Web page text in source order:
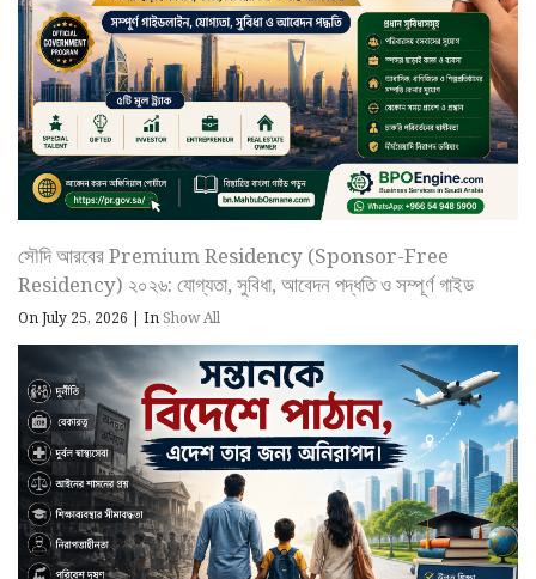
সৌদি আরবের Premium Residency (Sponsor-Free
Residency) ২০২৬: যোগ্যতা, সুবিধা, আবেদন পদ্ধতি ও সম্পূর্ণ গাইড
On July 25, 2026 | InShow All